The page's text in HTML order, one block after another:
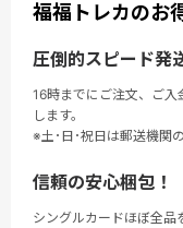
福福トレカのお
圧倒的スピード発
16時までにご注文、ご入
します。
※土･日･祝日は郵送機関
信頼の安心梱包！
シングルカードほぼ全品